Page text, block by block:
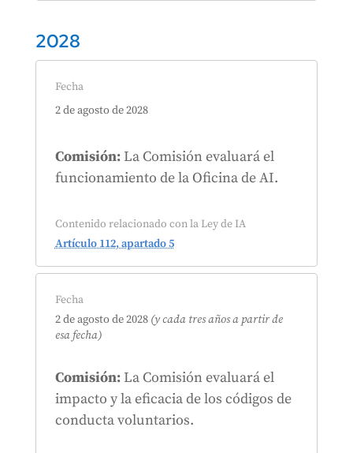
2028
Fecha
2 de agosto de 2028
Comisión:La Comisión evaluará el
funcionamiento de la Oficina de AI.
Contenido relacionado con la Ley de IA
Artículo 112, apartado 5
Fecha
2 de agosto de 2028 (y cada tres años a partir de
esa fecha)
Comisión:La Comisión evaluará el
impacto y la eficacia de los códigos de
conducta voluntarios.